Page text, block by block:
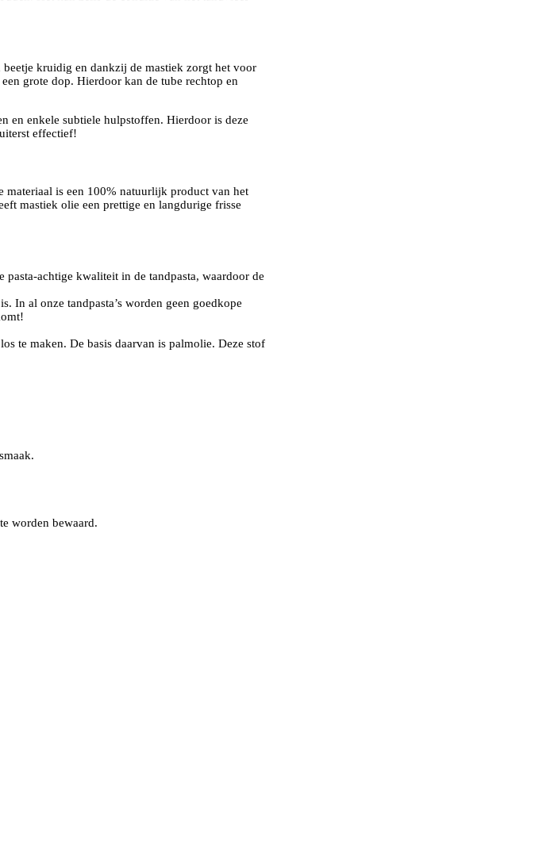
beetje kruidig en dankzij de mastiek zorgt het voor
grote dop. Hierdoor kan de tube rechtop en
en enkele subtiele hulpstoffen. Hierdoor is deze
effectief!
materiaal is een 100% natuurlijk product van het
mastiek olie een prettige en langdurige frisse
achtige kwaliteit in de tandpasta, waardoor de
In al onze tandpasta’s worden geen goedkope
te maken. De basis daarvan is palmolie. Deze stof
worden bewaard.